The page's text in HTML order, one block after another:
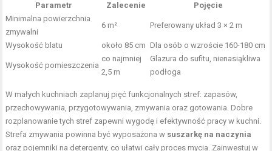
Parametr Zalecenie
Pojęcie
Minimalna powierzchnia
zmywalni
6 m² Preferowany układ 3 × 2 m
Wysokość blatu około 85 cm Dla osób o wzroście 160-180 cm
Wysokość pomieszczenia
co najmniej
2,5 m
Glazura do sufitu, nienasiąkliwa
podłoga
W małych kuchniach zaplanuj pięć funkcjonalnych stref: zapasów,
przechowywania, przygotowywania, zmywania oraz gotowania. Dobre
rozplanowanie tych stref zapewni wygodę i efektywność pracy w kuchni.
Strefa zmywania powinna być wyposażona w suszarkę na naczynia
oraz pojemniki na detergenty, co ułatwi cały proces mycia. Zainwestuj w